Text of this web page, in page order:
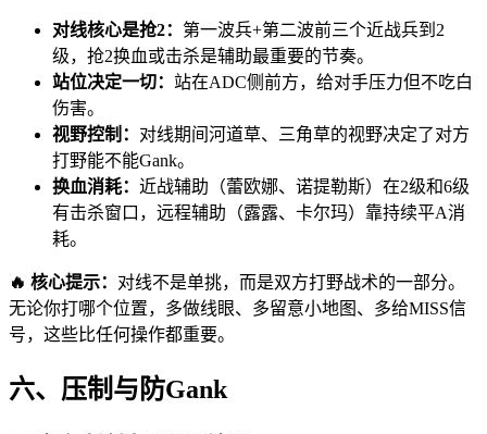
对线核心是抢2： 第一波兵+第二波前三个近战兵到2
级，抢2换血或击杀是辅助最重要的节奏。
站位决定一切： 站在ADC侧前方，给对手压力但不吃白
伤害。
视野控制： 对线期间河道草、三角草的视野决定了对方
打野能不能Gank。
换血消耗： 近战辅助（蕾欧娜、诺提勒斯）在2级和6级
有击杀窗口，远程辅助（露露、卡尔玛）靠持续平A消
耗。
🔥 核心提示： 对线不是单挑，而是双方打野战术的一部分。
无论你打哪个位置，多做线眼、多留意小地图、多给MISS信
号，这些比任何操作都重要。
六、压制与防Gank